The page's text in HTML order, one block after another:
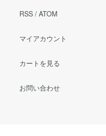
RSS / ATOM
マイアカウント
カートを見る
お問い合わせ